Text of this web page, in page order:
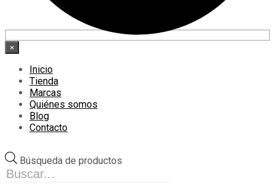
×
Inicio
Tienda
Marcas
Quiénes somos
Blog
Contacto
Búsqueda de productos